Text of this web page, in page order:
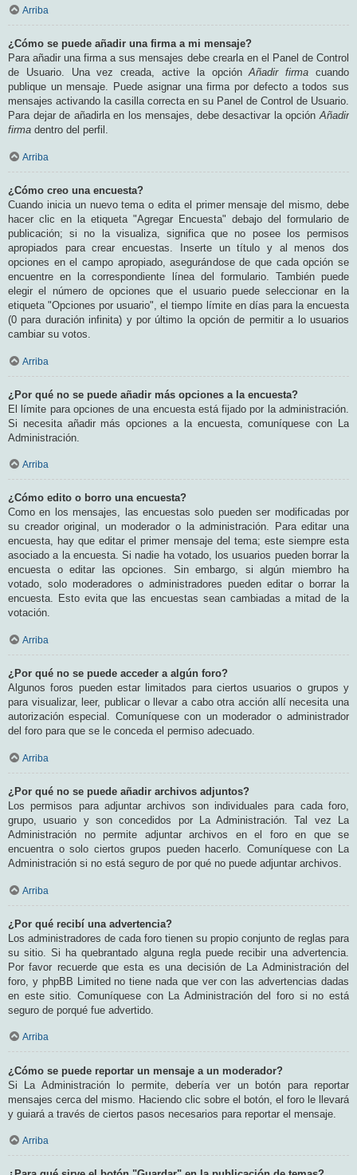
Arriba
¿Cómo se puede añadir una firma a mi mensaje?
Para añadir una firma a sus mensajes debe crearla en el Panel de Control
de Usuario. Una vez creada, active la opciónAñadir firma cuando
publique un mensaje. Puede asignar una firma por defecto a todos sus
mensajes activando la casilla correcta en su Panel de Control de Usuario.
Para dejar de añadirla en los mensajes, debe desactivar la opciónAñadir
firma dentro del perfil.
Arriba
¿Cómo creo una encuesta?
Cuando inicia un nuevo tema o edita el primer mensaje del mismo, debe
hacer clic en la etiqueta "Agregar Encuesta" debajo del formulario de
publicación; si no la visualiza, significa que no posee los permisos
apropiados para crear encuestas. Inserte un título y al menos dos
opciones en el campo apropiado, asegurándose de que cada opción se
encuentre en la correspondiente línea del formulario. También puede
elegir el número de opciones que el usuario puede seleccionar en la
etiqueta "Opciones por usuario", el tiempo límite en días para la encuesta
(0 para duración infinita) y por último la opción de permitir a lo usuarios
cambiar su votos.
Arriba
¿Por qué no se puede añadir más opciones a la encuesta?
El límite para opciones de una encuesta está fijado por la administración.
Si necesita añadir más opciones a la encuesta, comuníquese con La
Administración.
Arriba
¿Cómo edito o borro una encuesta?
Como en los mensajes, las encuestas solo pueden ser modificadas por
su creador original, un moderador o la administración. Para editar una
encuesta, hay que editar el primer mensaje del tema; este siempre esta
asociado a la encuesta. Si nadie ha votado, los usuarios pueden borrar la
encuesta o editar las opciones. Sin embargo, si algún miembro ha
votado, solo moderadores o administradores pueden editar o borrar la
encuesta. Esto evita que las encuestas sean cambiadas a mitad de la
votación.
Arriba
¿Por qué no se puede acceder a algún foro?
Algunos foros pueden estar limitados para ciertos usuarios o grupos y
para visualizar, leer, publicar o llevar a cabo otra acción allí necesita una
autorización especial. Comuníquese con un moderador o administrador
del foro para que se le conceda el permiso adecuado.
Arriba
¿Por qué no se puede añadir archivos adjuntos?
Los permisos para adjuntar archivos son individuales para cada foro,
grupo, usuario y son concedidos por La Administración. Tal vez La
Administración no permite adjuntar archivos en el foro en que se
encuentra o solo ciertos grupos pueden hacerlo. Comuníquese con La
Administración si no está seguro de por qué no puede adjuntar archivos.
Arriba
¿Por qué recibí una advertencia?
Los administradores de cada foro tienen su propio conjunto de reglas para
su sitio. Si ha quebrantado alguna regla puede recibir una advertencia.
Por favor recuerde que esta es una decisión de La Administración del
foro, y phpBB Limited no tiene nada que ver con las advertencias dadas
en este sitio. Comuníquese con La Administración del foro si no está
seguro de porqué fue advertido.
Arriba
¿Cómo se puede reportar un mensaje a un moderador?
Si La Administración lo permite, debería ver un botón para reportar
mensajes cerca del mismo. Haciendo clic sobre el botón, el foro le llevará
y guiará a través de ciertos pasos necesarios para reportar el mensaje.
Arriba